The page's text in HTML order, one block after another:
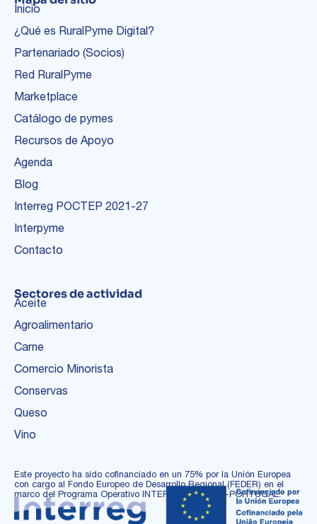
Inicio
¿Qué es RuralPyme Digital?
Partenariado (Socios)
Red RuralPyme
Marketplace
Catálogo de pymes
Recursos de Apoyo
Agenda
Blog
Interreg POCTEP 2021-27
Interpyme
Contacto
Sectores de actividad
Aceite
Agroalimentario
Carne
Comercio Minorista
Conservas
Queso
Vino
Este proyecto ha sido cofinanciado en un 75% por la Unión Europea
con cargo al Fondo Europeo de Desarrollo Regional (FEDER) en el
marco del Programa Operativo INTERREG ESPAÑA-PORTUGAL.